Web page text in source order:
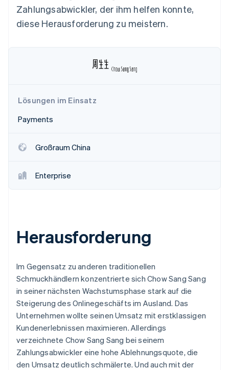
Betrugsprävention
Atlas
Start-up-Gründung
Climate
Erfahren Sie, wie Stripe Lösungen für die
Ecosystem
Partner
Zahlungsabwickler, der ihm helfen konnte,
diese Herausforderung zu meistern.
Lösungen im Einsatz
Payments
Großraum China
Enterprise
Herausforderung
Im Gegensatz zu anderen traditionellen
Schmuckhändlern konzentrierte sich Chow Sang Sang
in seiner nächsten Wachstumsphase stark auf die
Steigerung des Onlinegeschäfts im Ausland. Das
Unternehmen wollte seinen Umsatz mit erstklassigen
Kundenerlebnissen maximieren. Allerdings
verzeichnete Chow Sang Sang bei seinem
Zahlungsabwickler eine hohe Ablehnungsquote, die
den Umsatz deutlich schmälerte. Und auch mit der